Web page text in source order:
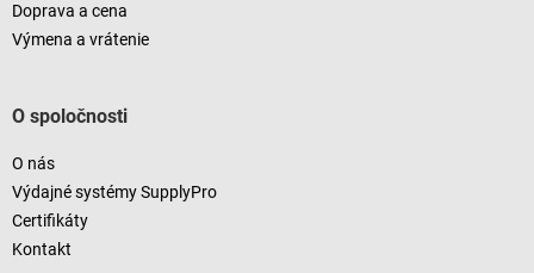
Doprava a cena
Výmena a vrátenie
O spoločnosti
O nás
Výdajné systémy SupplyPro
Certifikáty
Kontakt